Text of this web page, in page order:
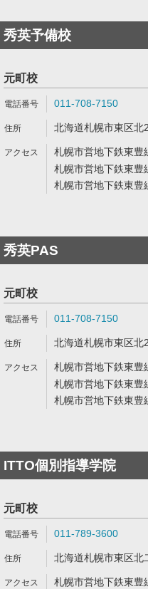
秀英予備校
元町校
011-708-7150
北海道札幌市東区北
札幌市営地下鉄東豊
札幌市営地下鉄東豊
札幌市営地下鉄東豊
秀英PAS
元町校
011-708-7150
北海道札幌市東区北
札幌市営地下鉄東豊
札幌市営地下鉄東豊
札幌市営地下鉄東豊
ITTO個別指導学院
元町校
011-789-3600
北海道札幌市東区
札幌市営地下鉄東豊